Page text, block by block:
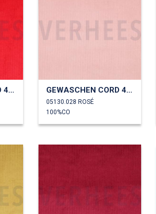
GEWASCHEN CORD 4.5W GEWASCHEN CORD 4.5W
05130.028 ROSÉ
100%CO